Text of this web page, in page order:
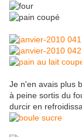
Je n'en avais plus
à peine sortis du
durcir en